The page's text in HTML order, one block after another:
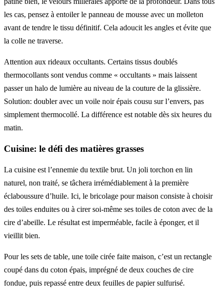
les cas, pensez à entoiler le panneau de mousse avec un molleton
avant de tendre le tissu définitif. Cela adoucit les angles et évite que
la colle ne traverse.
Attention aux rideaux occultants. Certains tissus doublés
thermocollants sont vendus comme « occultants » mais laissent
passer un halo de lumière au niveau de la couture de la glissière.
Solution: doubler avec un voile noir épais cousu sur l’envers, pas
simplement thermocollé. La différence est notable dès six heures du
matin.
Cuisine: le défi des matières grasses
La cuisine est l’ennemie du textile brut. Un joli torchon en lin
naturel, non traité, se tâchera irrémédiablement à la première
éclaboussure d’huile. Ici, le bricolage pour maison consiste à choisir
des toiles enduites ou à cirer soi-même ses toiles de coton avec de la
cire d’abeille. Le résultat est imperméable, facile à éponger, et il
vieillit bien.
Pour les sets de table, une toile cirée faite maison, c’est un rectangle
coupé dans du coton épais, imprégné de deux couches de cire
fondue, puis repassé entre deux feuilles de papier sulfurisé.